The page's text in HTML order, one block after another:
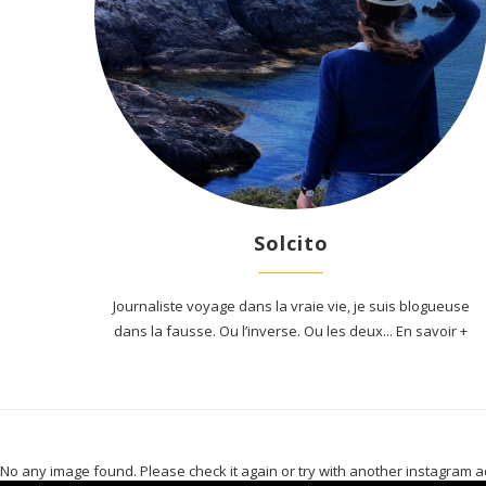
Solcito
Journaliste voyage dans la vraie vie, je suis blogueuse
dans la fausse. Ou l’inverse. Ou les deux... En savoir +
No any image found. Please check it again or try with another instagram